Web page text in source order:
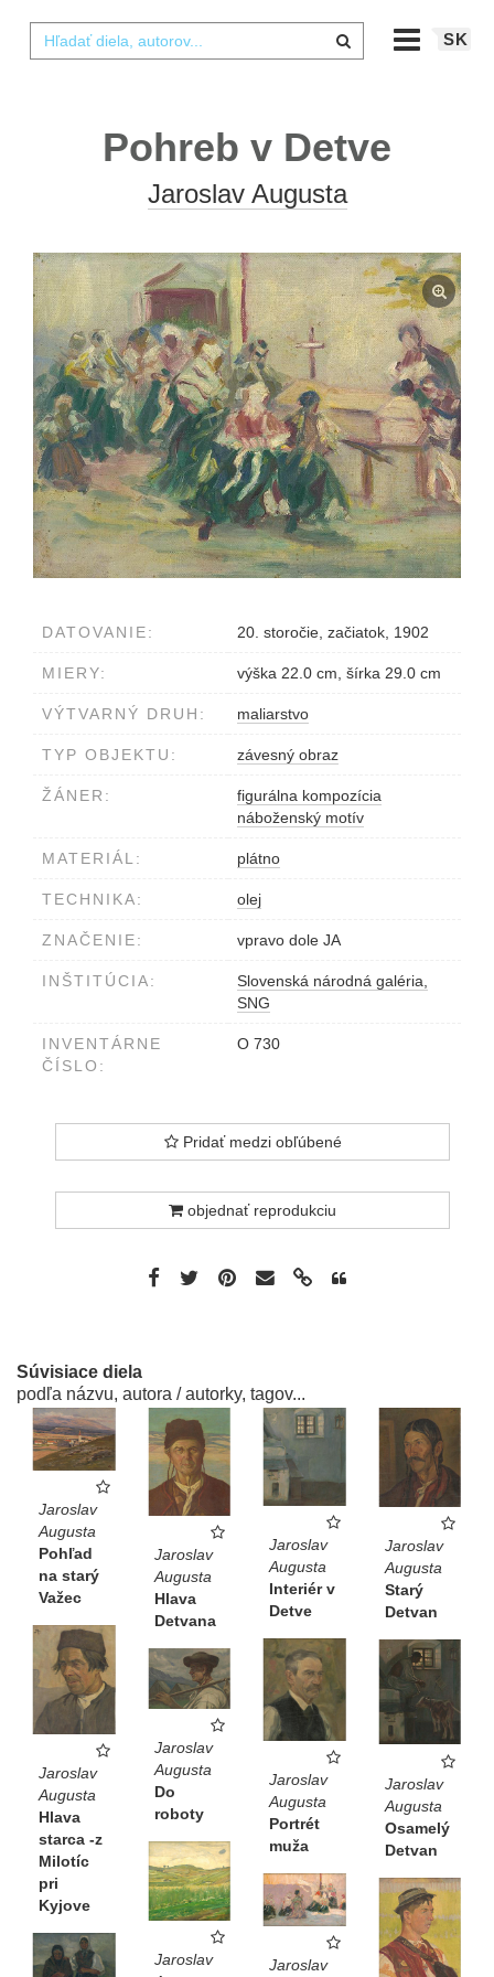
SK
Pohreb v Detve
Jaroslav Augusta
DATOVANIE: 20. storočie, začiatok, 1902
MIERY: výška 22.0 cm, šírka 29.0 cm
VÝTVARNÝ DRUH: maliarstvo
TYP OBJEKTU: závesný obraz
ŽÁNER:
figurálna kompozícia
náboženský motív
MATERIÁL: plátno
TECHNIKA: olej
ZNAČENIE: vpravo dole JA
INŠTITÚCIA:
Slovenská národná galéria,
SNG
INVENTÁRNE
ČÍSLO:
O 730
Pridať medzi obľúbené
objednať reprodukciu
Súvisiace diela
podľa názvu, autora / autorky, tagov...
Jaroslav
Augusta
Pohľad
na starý
Važec
Jaroslav
Augusta
Hlava
Detvana
Jaroslav
Augusta
Interiér v
Detve
Jaroslav
Augusta
Starý
Detvan
Jaroslav
Augusta
Hlava
starca -z
Milotíc
pri
Kyjove
Jaroslav
Augusta
Portrét
muža
Jaroslav
Augusta
Osamelý
Detvan
Jaroslav
Augusta
Do
roboty
Jaroslav
Jaroslav